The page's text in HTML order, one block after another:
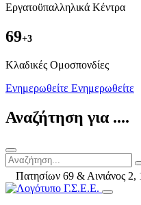
Εργατοϋπαλληλικά Κέντρα
69+3
Kλαδικές Ομοσπονδίες
Ενημερωθείτε Ενημερωθείτε
Αναζήτηση για ....
Πατησίων 69 & Αινιάνος